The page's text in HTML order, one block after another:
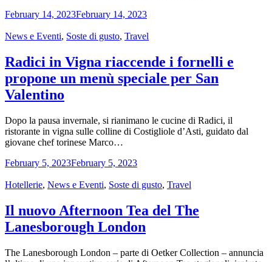
February 14, 2023February 14, 2023
Categories
News e Eventi, Soste di gusto, Travel
Radici in Vigna riaccende i fornelli e
propone un menù speciale per San
Valentino
Dopo la pausa invernale, si rianimano le cucine di Radici, il
ristorante in vigna sulle colline di Costigliole d’Asti, guidato dal
giovane chef torinese Marco…
February 5, 2023February 5, 2023
Categories
Hotellerie, News e Eventi, Soste di gusto, Travel
Il nuovo Afternoon Tea del The
Lanesborough London
The Lanesborough London – parte di Oetker Collection – annuncia